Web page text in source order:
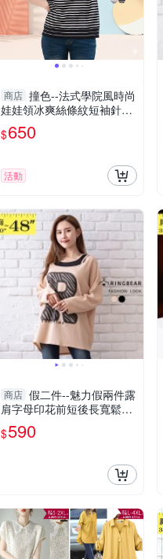
商店 撞色--法式學院風時尚
娃娃領冰爽絲條紋短袖針織
衫上衣(黑.杏L-3L)-U821眼
圈熊中大尺碼
$650
活動
商店 假二件--魅力假兩件露
肩字母印花前短後長寬鬆長
袖上衣(黑.卡其3L-4L)-X588
眼圈熊中大尺碼
$590